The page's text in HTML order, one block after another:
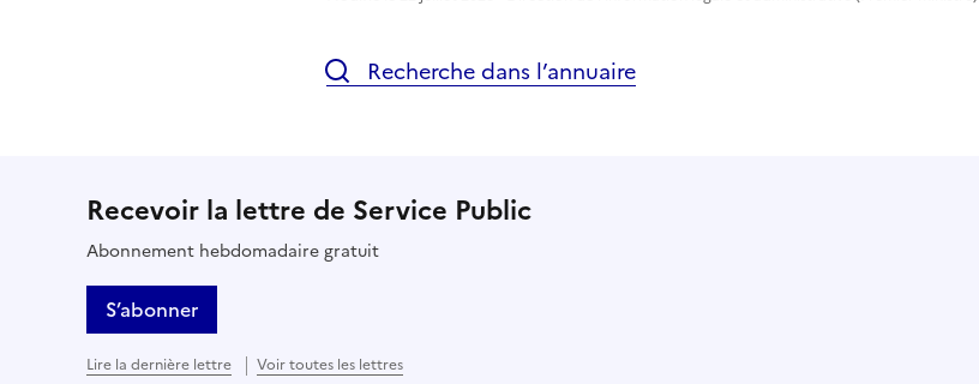
Recherche dans l’annuaire
Recevoir la lettre de Service Public
Abonnement hebdomadaire gratuit
S’abonner
Lire la dernière lettre Voir toutes les lettres